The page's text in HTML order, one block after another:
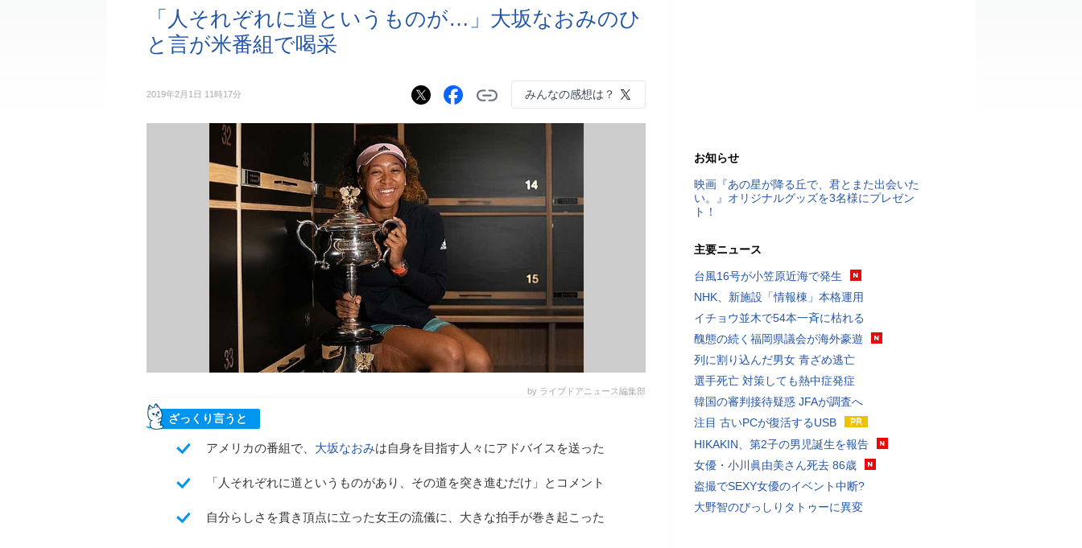
「人それぞれに道というものが…」大坂なおみのひ
と言が米番組で喝采
2019年2月1日 11時17分 みんなの感想は？
by ライブドアニュース編集部
ざっくり言うと
アメリカの番組で、 大坂なおみは自身を目指す人々にアドバイスを送った
「人それぞれに道というものがあり、その道を突き進むだけ」とコメント
自分らしさを貫き頂点に立った女王の流儀に、大きな拍手が巻き起こった
お知らせ
映画『あの星が降る丘で、君とまた出会いた
い。』オリジナルグッズを3名様にプレゼン
ト！
主要ニュース
台風16号が小笠原近海で発生
NHK、新施設「情報棟」本格運用
イチョウ並木で54本一斉に枯れる
醜態の続く福岡県議会が海外豪遊
列に割り込んだ男女 青ざめ逃亡
選手死亡 対策しても熱中症発症
韓国の審判接待疑惑 JFAが調査へ
注目 古いPCが復活するUSB
HIKAKIN、第2子の男児誕生を報告
女優・小川眞由美さん死去 86歳
盗撮でSEXY女優のイベント中断?
大野智のびっしりタトゥーに異変